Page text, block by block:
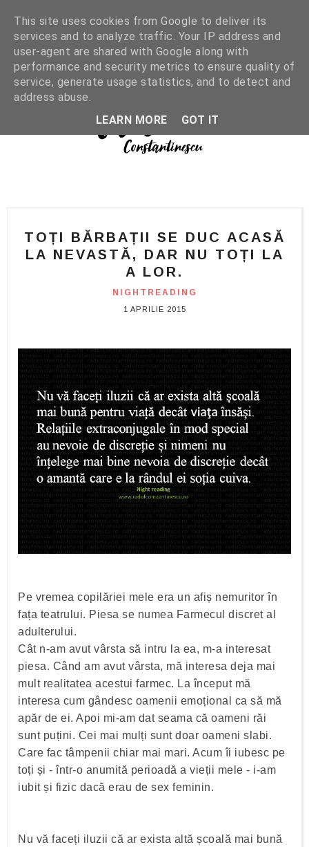
TOȚI BĂRBAȚII SE DUC ACASĂ
LA NEVASTĂ, DAR NU TOȚI LA
A LOR.
NIGHTREADING
1 APRILIE 2015
Pe vremea copilăriei mele era un afiș nemuritor în
fața teatrului. Piesa se numea Farmecul discret al
adulterului.
Cât n-am avut vârsta să intru la ea, m-a interesat
piesa. Când am avut vârsta, mă interesa deja mai
mult realitatea acestui farmec. La început mă
interesa cum gândesc oamenii emoțional ca să mă
apăr de ei. Apoi mi-am dat seama că oameni răi
sunt puțini. Cei mai mulți sunt doar oameni slabi.
Care fac tâmpenii chiar mai mari. Acum îi iubesc pe
toți și - într-o anumită perioadă a vieții mele - i-am
iubit și fizic dacă erau de sex feminin.
Nu vă faceți iluzii că ar exista altă școală mai bună
This site uses cookies from Google to deliver its
services and to analyze traffic. Your IP address and
user-agent are shared with Google along with
performance and security metrics to ensure quality of
service, generate usage statistics, and to detect and
address abuse.
LEARN MORE
GOT IT